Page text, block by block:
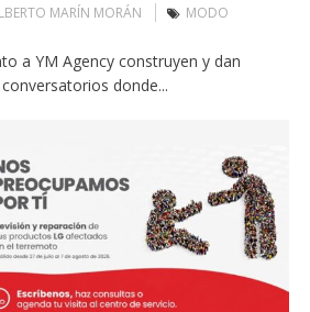
MARÍN MORÁN
MODO
a YM Agency construyen y dan
donde...